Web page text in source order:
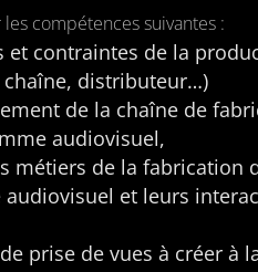
compétences suivantes :
et contraintes de la
distributeur…)
de la chaîne de
audiovisuel,
métiers de la fabrication
et leurs
prise de vues à créer à